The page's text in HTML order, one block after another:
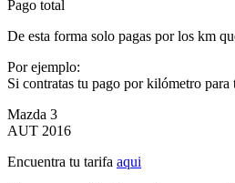
Pago total
De esta forma solo pagas por los km
Por ejemplo:
Si contratas tu pago por kilómetro para
Mazda 3
AUT 2016
Encuentra tu tarifa aqui